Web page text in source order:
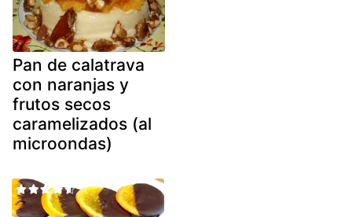
Pan de calatrava
con naranjas y
frutos secos
caramelizados (al
microondas)